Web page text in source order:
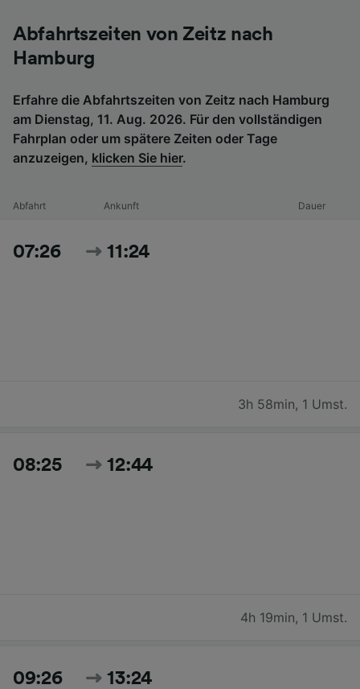
Abfahrtszeiten von Zeitz nach
Hamburg
Erfahre die Abfahrtszeiten von Zeitz nach Hamburg
am Dienstag, 11. Aug. 2026. Für den vollständigen
Fahrplan oder um spätere Zeiten oder Tage
anzuzeigen, klicken Sie hier.
Abfahrt Ankunft Dauer
07:26 11:24
3h 58min, 1 Umst.
08:25 12:44
4h 19min, 1 Umst.
09:26 13:24